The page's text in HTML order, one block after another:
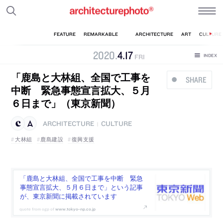
2020.4.17 FRI
SHARE
「鹿島と大林組、全国で工事を
中断 緊急事態宣言拡大、５月
６日まで」（東京新聞）
ARCHITECTURE
CULTURE
大林組
鹿島建設 復興支援
「鹿島と大林組、全国で工事を中断 緊急
事態宣言拡大、５月６日まで」という記事
が、東京新聞に掲載されています
www.tokyo-np.co.jp